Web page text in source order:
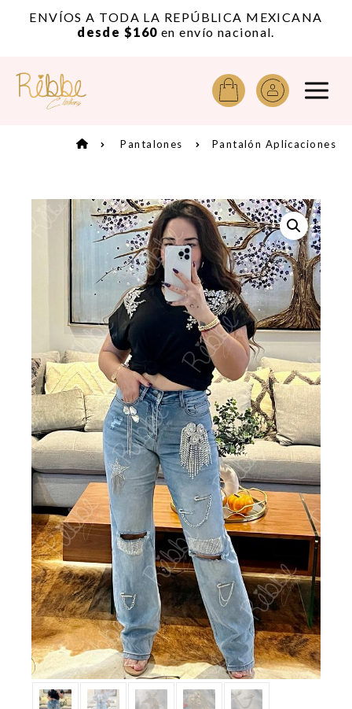
ENVÍOS A TODA LA REPÚBLICA MEXICANA
desde $160 en envío nacional.
Pantalones Pantalón Aplicaciones